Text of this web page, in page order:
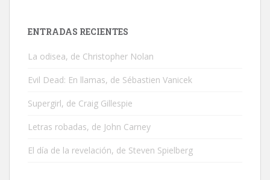
ENTRADAS RECIENTES
La odisea, de Christopher Nolan
Evil Dead: En llamas, de Sébastien Vanicek
Supergirl, de Craig Gillespie
Letras robadas, de John Carney
El día de la revelación, de Steven Spielberg